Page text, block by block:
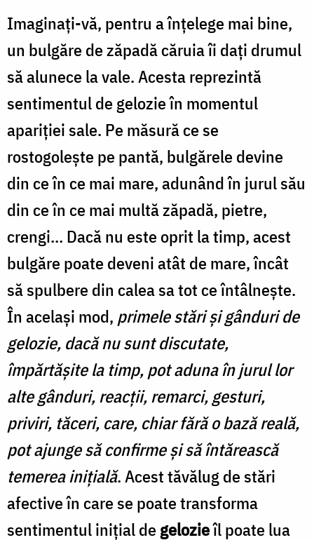
Imaginaţi-vă, pentru a înţelege mai bine,
un bulgăre de zăpadă căruia îi daţi drumul
să alunece la vale. Acesta reprezintă
sentimentul de gelozie în momentul
apariţiei sale. Pe măsură ce se
rostogoleşte pe pantă, bulgărele devine
din ce în ce mai mare, adunând în jurul său
din ce în ce mai multă zăpadă, pietre,
crengi… Dacă nu este oprit la timp, acest
bulgăre poate deveni atât de mare, încât
să spulbere din calea sa tot ce întâlneşte.
În acelaşi mod, primele stări şi gânduri de
gelozie, dacă nu sunt discutate,
împărtăşite la timp, pot aduna în jurul lor
alte gânduri, reacţii, remarci, gesturi,
priviri, tăceri, care, chiar fără o bază reală,
pot ajunge să confirme şi să întărească
temerea iniţială. Acest tăvălug de stări
afective în care se poate transforma
sentimentul iniţial degelozieîl poate lua